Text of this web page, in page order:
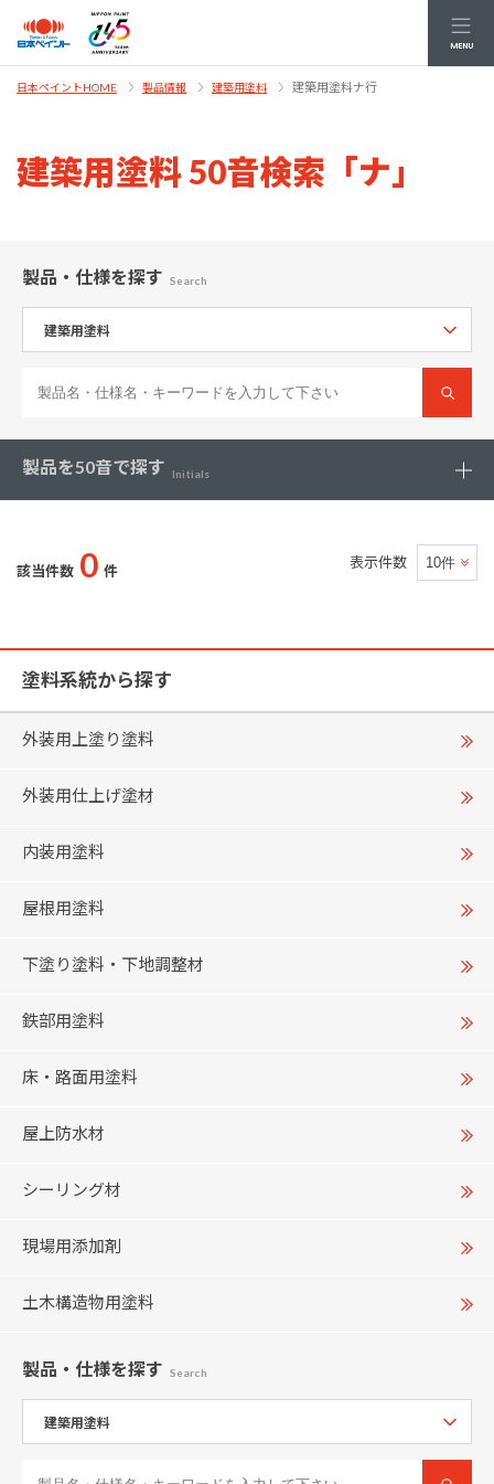
MENU
日本ペイントHOME 製品情報 建築用塗料 建築用塗料ナ行
建築用塗料 50音検索「ナ」
製品・仕様を探す Search
製品を50音で探す Initials
該当件数 0 件 表示件数
塗料系統から探す
外装用上塗り塗料
外装用仕上げ塗材
内装用塗料
屋根用塗料
下塗り塗料・下地調整材
鉄部用塗料
床・路面用塗料
屋上防水材
シーリング材
現場用添加剤
土木構造物用塗料
製品・仕様を探す Search